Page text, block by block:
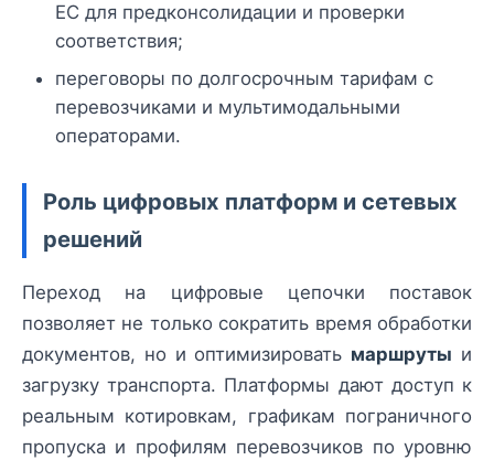
ЕС для предконсолидации и проверки
соответствия;
переговоры по долгосрочным тарифам с
перевозчиками и мультимодальными
операторами.
Роль цифровых платформ и сетевых
решений
Переход на цифровые цепочки поставок
позволяет не только сократить время обработки
документов, но и оптимизировать маршруты и
загрузку транспорта. Платформы дают доступ к
реальным котировкам, графикам пограничного
пропуска и профилям перевозчиков по уровню